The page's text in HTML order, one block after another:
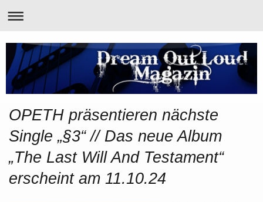
OPETH präsentieren nächste
Single „§3“ // Das neue Album
„The Last Will And Testament“
erscheint am 11.10.24